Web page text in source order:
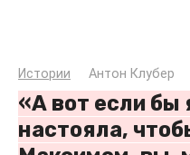
Истории Антон Клубер
«А вот если бы
настояла,